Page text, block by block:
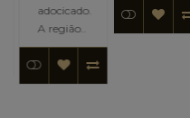
adocicado.
A região..